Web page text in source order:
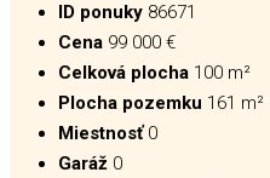
ID ponuky 86671
Cena 99 000 €
Celková plocha 100 m²
Plocha pozemku 161 m²
Miestnosť 0
Garáž 0